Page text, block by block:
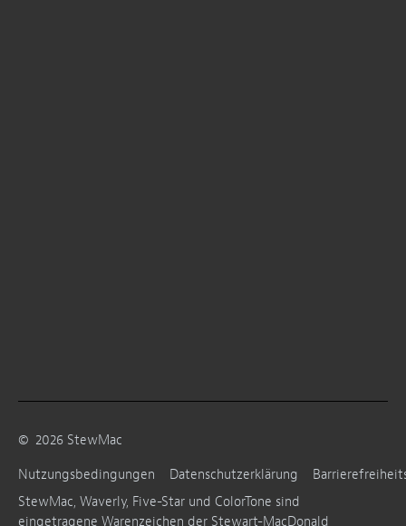
© 2026 StewMac
Nutzungsbedingungen
Datenschutzerklärung
StewMac, Waverly, Five-Star und ColorTone sind
eingetragene Warenzeichen der Stewart-MacDonald